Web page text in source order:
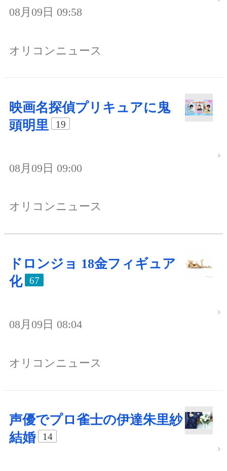
08月09日 09:58
オリコンニュース
映画名探偵プリキュアに鬼
頭明里
19
08月09日 09:00
オリコンニュース
ドロンジョ 18金フィギュア
化
67
08月09日 08:04
オリコンニュース
声優でプロ雀士の伊達朱里紗
結婚
14